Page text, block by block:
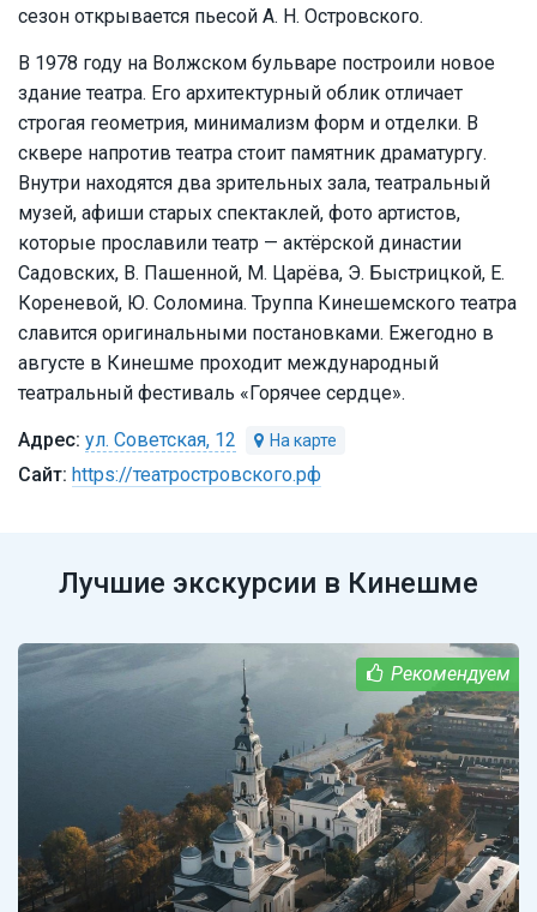
сезон открывается пьесой А. Н. Островского.
В 1978 году на Волжском бульваре построили новое
здание театра. Его архитектурный облик отличает
строгая геометрия, минимализм форм и отделки. В
сквере напротив театра стоит памятник драматургу.
Внутри находятся два зрительных зала, театральный
музей, афиши старых спектаклей, фото артистов,
которые прославили театр — актёрской династии
Садовских, В. Пашенной, М. Царёва, Э. Быстрицкой, Е.
Кореневой, Ю. Соломина. Труппа Кинешемского театра
славится оригинальными постановками. Ежегодно в
августе в Кинешме проходит международный
театральный фестиваль «Горячее сердце».
ул. Советская, 12
https://театростровского.рф
Лучшие экскурсии в Кинешме